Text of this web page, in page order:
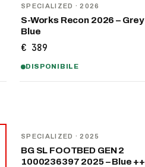
SPECIALIZED · 2026
S-Works Recon 2026 – Grey
Blue
€ 389
DISPONIBILE
SPECIALIZED · 2025
BG SL FOOTBED GEN 2
1000236397 2025 – Blue ++